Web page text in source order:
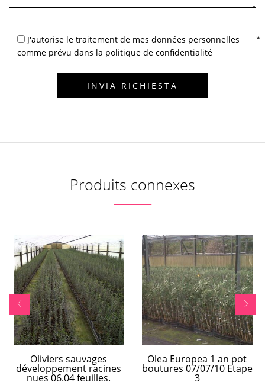
J'autorise le traitement de mes données personnelles
comme prévu dans la politique de confidentialité
Produits connexes
Oliviers sauvages
développement racines
nues 06.04 feuilles.
Olea Europea 1 an pot
boutures 07/07/10 Etape
3